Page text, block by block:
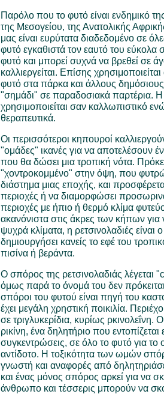
Παρόλο που το φυτό είναι ενδημικό
της Μεσογείου, της Ανατολικής
μας είναι ευρύτατα διαδεδομένο σε
φυτό εγκαθιστά τον εαυτό του εύκολα
φυτό και μπορεί συχνά να βρεθεί σε
καλλιεργείται. Επίσης
φυτό στα πάρκα και άλλους
"σημάδι" σε παραδοσιακά παρτέρια. Η
χρησιμοποιείται σαν καλλωπιστικό
θεραπευτικά.
Οι περισσότεροι κηπουροί
"ομάδες" ικανές για να αποτελέσουν
που θα δώσει μια τροπική νότα.
"χοντροκομμένο" στην όψη, που
διάστημα μιας εποχής, και
περιοχές ή να διαμορφώσει
περιοχές με ήπιο ή θερμό κλίμα
ακανόνιστα στις άκρες των κήπων για
ψυχρά κλίματα, η ρετσινολαδιές είναι
δημιουργήσει κανείς το εφέ του
πισίνα ή βεράντα.
Ο σπόρος της ρετσινολαδιάς λέγεται
όμως παρά το όνομά του δεν
σπόροι του φυτού είναι πηγή του
έχει μεγάλη χρηστική ποικιλία.
σε τριγλυκερίδια, κυρίως
ρικίνη, ένα δηλητήριο που
συγκεντρώσεις, σε όλο το φυτό για
αντίδοτο. Η τοξικότητα των ωμών
γνωστή και αναφορές από
και ένας μόνος σπόρος αρκεί για να
άνθρωπο και τέσσερις μπορούν να